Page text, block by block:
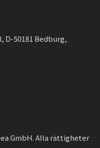
D-50181 Bedburg,
GmbH. Alla rättigheter